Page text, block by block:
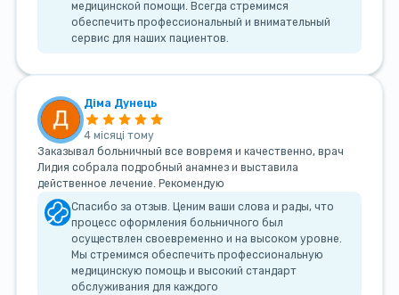
медицинской помощи. Всегда стремимся
обеспечить профессиональный и внимательный
сервис для наших пациентов.
Діма Дунець
4 місяці тому
Заказывал больничный все вовремя и качественно, врач
Лидия собрала подробный анамнез и выставила
действенное лечение. Рекомендую
Спасибо за отзыв. Ценим ваши слова и рады, что
процесс оформления больничного был
осуществлен своевременно и на высоком уровне.
Мы стремимся обеспечить профессиональную
медицинскую помощь и высокий стандарт
обслуживания для каждого